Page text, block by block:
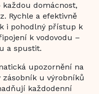
domácnost,
Rychle a efektivně
i pohodlný přístup k
k vodovodu –
a spustit.
upozornění na
u výrobníků
každodenní